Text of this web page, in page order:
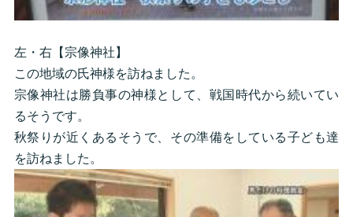
左・右【宗像神社】
この地域の氏神様を訪ねました。
宗像神社は勝負事の神様として、戦国時代から続いてい
るそうです。
秋祭りが近くあるそうで、その準備をしている子ども達
を訪ねました。